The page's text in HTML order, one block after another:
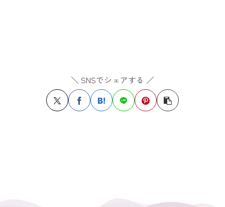
＼ SNSでシェアする ／